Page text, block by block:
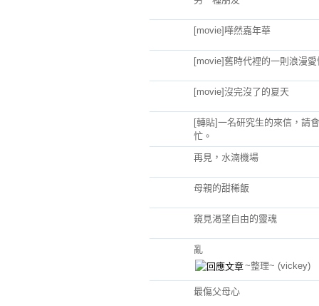
[movie]嘩然嘉年華
[movie]舊時代裡的一則浪漫愛
[movie]沒完沒了的夏天
[轉貼]一名研究生的來信，請
忙。
再見，水湳機場
母親的甜稀飯
窺見渴望自由的靈魂
亂
~整理~ (vickey)
最傷父母心